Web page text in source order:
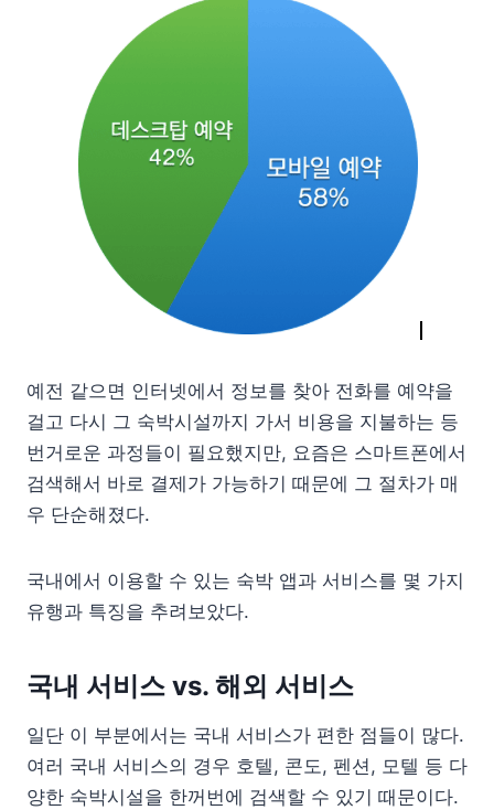
예전 같으면 인터넷에서 정보를 찾아 전화를 예약을
걸고 다시 그 숙박시설까지 가서 비용을 지불하는 등
번거로운 과정들이 필요했지만, 요즘은 스마트폰에서
검색해서 바로 결제가 가능하기 때문에 그 절차가 매
우 단순해졌다.
국내에서 이용할 수 있는 숙박 앱과 서비스를 몇 가지
유행과 특징을 추려보았다.
국내 서비스 vs. 해외 서비스
일단 이 부분에서는 국내 서비스가 편한 점들이 많다.
여러 국내 서비스의 경우 호텔, 콘도, 펜션, 모텔 등 다
양한 숙박시설을 한꺼번에 검색할 수 있기 때문이다.